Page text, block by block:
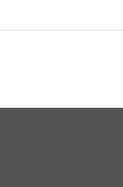
Центрального